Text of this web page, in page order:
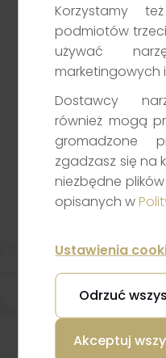
Have questions
accounts, bond
team is here to help.
contact form, email,
assist you in
Korzystamy
podmiotów
używać
marketingowych
Dostawcy
również mogą
gromadzone
zgadzasz się na
niezbędne
opisanych w
Ustawienia
Odrzuć
Akceptuj